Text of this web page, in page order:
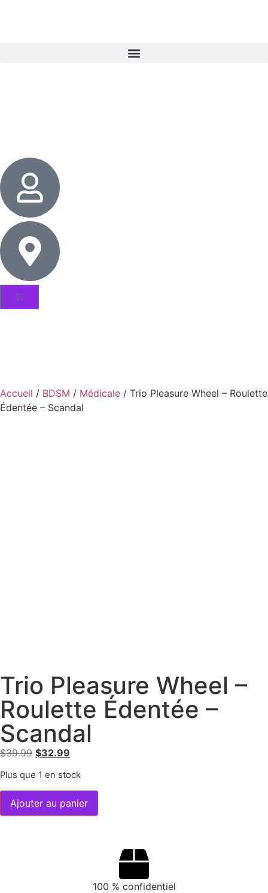
Accueil / BDSM / Médicale / Trio Pleasure Wheel – Roulette
Édentée – Scandal
Trio Pleasure Wheel –
Roulette Édentée –
Scandal
$39.99 $32.99
Plus que 1 en stock
Ajouter au panier
100 % confidentiel